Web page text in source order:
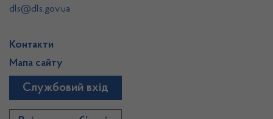
dls@dls.gov.ua
Контакти
Мапа сайту
Службовий вхід